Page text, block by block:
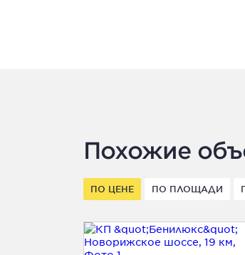
Похожие
ПО ЦЕНЕ ПО ПЛОЩАДИ